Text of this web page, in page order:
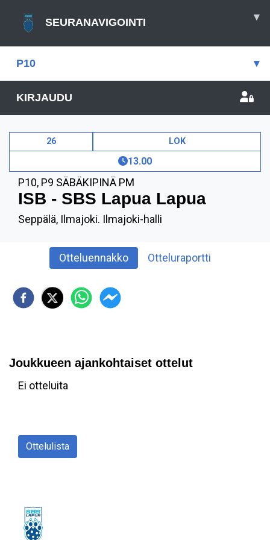
SEURANAVIGOINTI ▾
P10 ▾
KIRJAUDU
26 LOK
13.00
P10, P9 SÄBÄKIPINÄ PM
ISB - SBS Lapua Lapua
Seppälä, Ilmajoki. Ilmajoki-halli
Otteluennakko Otteluraportti
Joukkueen ajankohtaiset ottelut
Ei otteluita
Ottelulista